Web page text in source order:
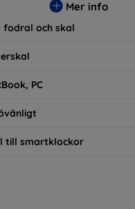
vi finns här för dig.
Mer info
fodral och skal
PC
till smartklockor